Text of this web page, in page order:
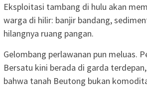
Eksploitasi tambang di hulu akan
warga di hilir: banjir bandang,
hilangnya ruang pangan.
Gelombang perlawanan pun meluas.
Bersatu kini berada di garda
bahwa tanah Beutong bukan